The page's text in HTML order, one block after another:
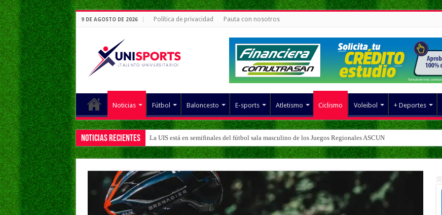
9 DE AGOSTO DE 2026 Política de privacidad Pauta con nosotros
Noticias Fútbol Baloncesto E-sports Atletismo Ciclismo Voleibol + Deportes
Noticias Recientes La UIS está en semifinales del fútbol sala masculino de los Juegos Regionales ASCUN